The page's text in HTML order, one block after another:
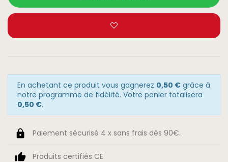
En achetant ce produit vous gagnerez 0,50 €grâce à
notre programme de fidélité. Votre panier totalisera
0,50 €.
Paiement sécurisé 4 x sans frais dès 90€.
Produits certifiés CE